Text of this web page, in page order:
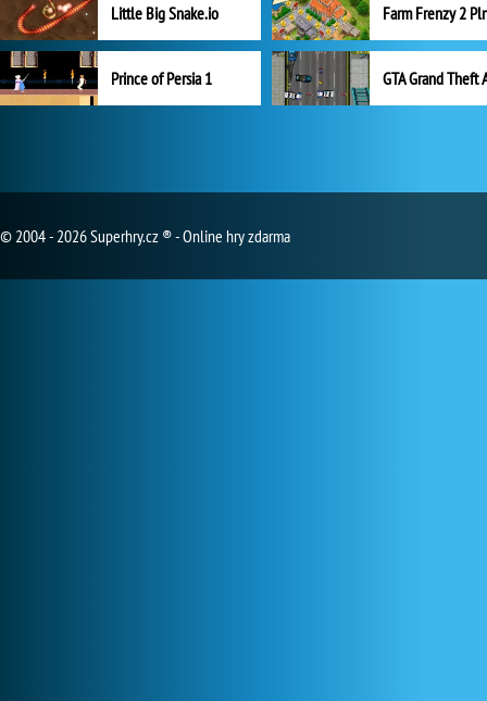
Little Big Snake.io
Prince of Persia 1 GTA Grand Theft
© 2004 - 2026 Superhry.cz ® - Online hry zdarma